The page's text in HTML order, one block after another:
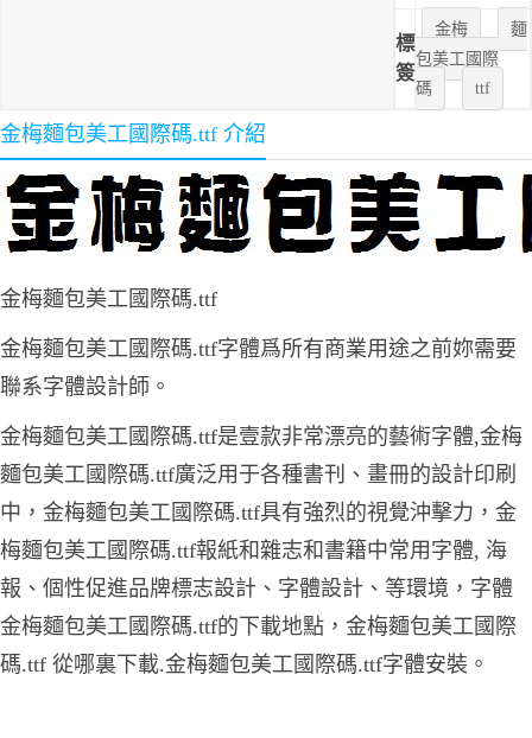
標
簽
金梅
麵
包美工國際
碼
ttf
金梅麵包美工國際碼.ttf 介紹
金梅麵包美工國際碼.ttf
金梅麵包美工國際碼.ttf字體爲所有商業用途之前妳需要
聯系字體設計師。
金梅麵包美工國際碼.ttf是壹款非常漂亮的藝術字體,金梅
麵包美工國際碼.ttf廣泛用于各種書刊、畫冊的設計印刷
中，金梅麵包美工國際碼.ttf具有強烈的視覺沖擊力，金
梅麵包美工國際碼.ttf報紙和雜志和書籍中常用字體, 海
報、個性促進品牌標志設計、字體設計、等環境，字體
金梅麵包美工國際碼.ttf的下載地點，金梅麵包美工國際
碼.ttf 從哪裏下載.金梅麵包美工國際碼.ttf字體安裝。